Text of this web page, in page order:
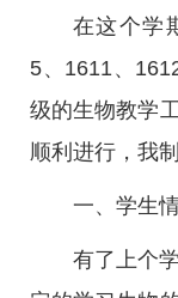
在这个学
5、1611、
级的生物教学
顺利进行，我
一、学生
有了上个